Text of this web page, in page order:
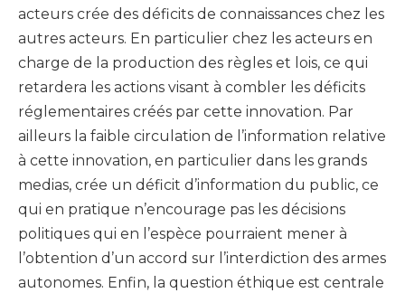
acteurs crée des déficits de connaissances chez les
autres acteurs. En particulier chez les acteurs en
charge de la production des règles et lois, ce qui
retardera les actions visant à combler les déficits
réglementaires créés par cette innovation. Par
ailleurs la faible circulation de l’information relative
à cette innovation, en particulier dans les grands
medias, crée un déficit d’information du public, ce
qui en pratique n’encourage pas les décisions
politiques qui en l’espèce pourraient mener à
l’obtention d’un accord sur l’interdiction des armes
autonomes. Enfin, la question éthique est centrale